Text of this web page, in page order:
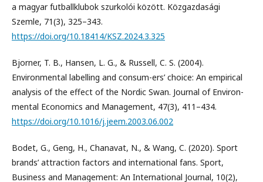
a magyar futballklubok szurkolói között. Közgazdasági
Szemle, 71(3), 325–343.
https://doi.org/10.18414/KSZ.2024.3.325
Bjorner, T. B., Hansen, L. G., & Russell, C. S. (2004).
Environmental labelling and consum-ers’ choice: An empirical
analysis of the effect of the Nordic Swan. Journal of Environ-
mental Economics and Management, 47(3), 411–434.
https://doi.org/10.1016/j.jeem.2003.06.002
Bodet, G., Geng, H., Chanavat, N., & Wang, C. (2020). Sport
brands’ attraction factors and international fans. Sport,
Business and Management: An International Journal, 10(2),